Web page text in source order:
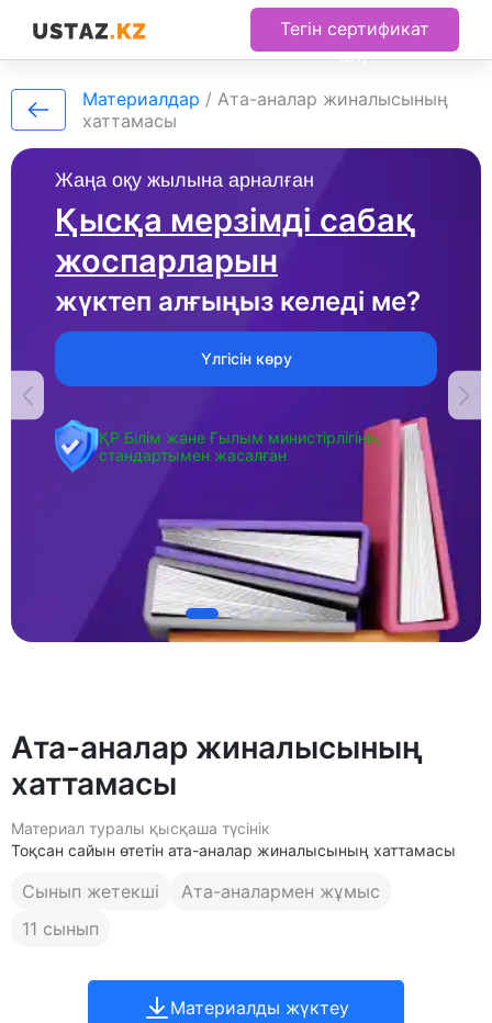
Тегін сертификат
алу
Жаңа оқу жылына арналған
Қысқа мерзімді сабақ
жоспарларын
жүктеп алғыңыз келеді ме?
Үлгісін көру
ҚР Білім және Ғылым министірлігінің
стандартымен жасалған
Материалдар / Ата-аналар жиналысының
хаттамасы
Ата-аналар жиналысының
хаттамасы
Материал туралы қысқаша түсінік
Тоқсан сайын өтетін ата-аналар жиналысының хаттамасы
Сынып жетекші
Ата-аналармен жұмыс
11 сынып
Материалды жүктеу